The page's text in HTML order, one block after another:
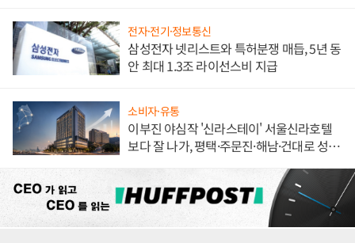
전자·전기·정보통신
삼성전자 넷리스트와 특허분쟁 매듭, 5년 동
안 최대 1.3조 라이선스비 지급
소비자·유통
이부진 야심작 '신라스테이' 서울신라호텔
보다 잘 나가, 평택·주문진·해남·건대로 성